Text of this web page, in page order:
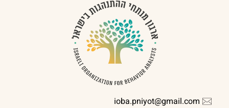
ioba.pniyot@gmail.com